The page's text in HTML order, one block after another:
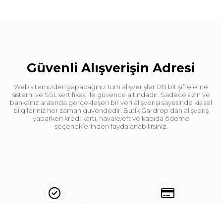
Güvenli Alışverişin Adresi
Web sitemizden yapacağınız tüm alışverişler 128 bit şifreleme
sistemi ve SSL sertifikası ile güvence altındadır. Sadece sizin ve
bankanız arasında gerçekleşen bir veri alışverişi sayesinde kişisel
bilgileriniz her zaman güvendedir. Butik Gardrop’dan alışveriş
yaparken kredi kartı, havale/eft ve kapıda ödeme
seçeneklerinden faydalanabilirsiniz.